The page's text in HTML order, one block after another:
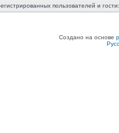
пользователей и
Создано на основе